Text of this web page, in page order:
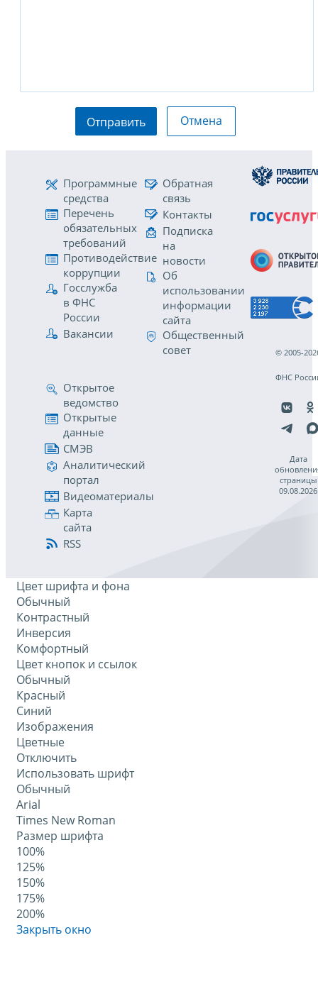
Отправить Отмена
Программные
средства
Перечень
обязательных
требований
Противодействие
коррупции
Госслужба
в ФНС
России
Вакансии
Обратная
связь
Контакты
Подписка
на
новости
Об
использовании
информации
сайта
Общественный
совет
Открытое
ведомство
Открытые
данные
СМЭВ
Аналитический
портал
Видеоматериалы
Карта
сайта
RSS
© 2005-
ФНС
Дата
страницы
09.08.2026
Цвет шрифта и фона
Обычный
Контрастный
Инверсия
Комфортный
Цвет кнопок и ссылок
Обычный
Красный
Синий
Изображения
Цветные
Отключить
Использовать шрифт
Обычный
Arial
Times New Roman
Размер шрифта
100%
125%
150%
175%
200%
Закрыть окно